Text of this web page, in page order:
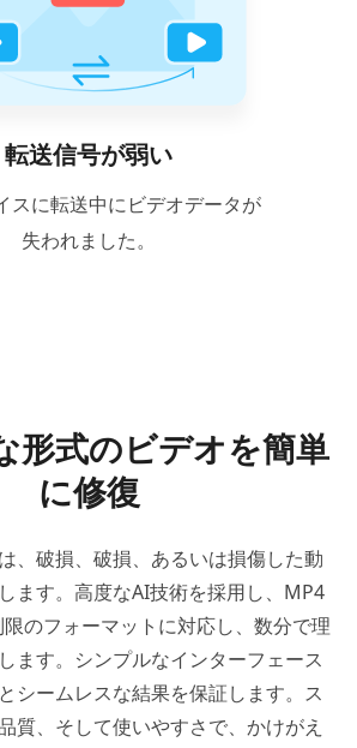
転送信号が弱い
スに転送中にビデオデータが
失われました。
形式のビデオを簡単
に修復
、破損、破損、あるいは損傷した動
ます。高度なAI技術を採用し、MP4
のフォーマットに対応し、数分で理
ます。シンプルなインターフェース
シームレスな結果を保証します。ス
質、そして使いやすさで、かけがえ